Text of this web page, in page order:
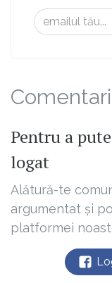
Pentru a
logat
Alătură-te
argumentat și
platformei